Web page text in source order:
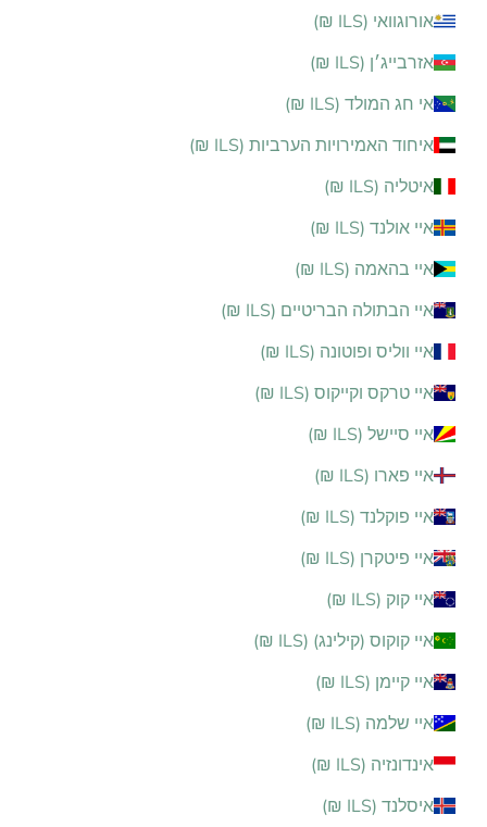
אורוגוואי (ILS ₪)
אזרבייג׳ן (ILS ₪)
אי חג המולד (ILS ₪)
איחוד האמירויות הערביות (ILS ₪)
איטליה (ILS ₪)
איי אולנד (ILS ₪)
איי בהאמה (ILS ₪)
איי הבתולה הבריטיים (ILS ₪)
איי ווליס ופוטונה (ILS ₪)
איי טרקס וקייקוס (ILS ₪)
איי סיישל (ILS ₪)
איי פארו (ILS ₪)
איי פוקלנד (ILS ₪)
איי פיטקרן (ILS ₪)
איי קוק (ILS ₪)
איי קוקוס (קילינג) (ILS ₪)
איי קיימן (ILS ₪)
איי שלמה (ILS ₪)
אינדונזיה (ILS ₪)
איסלנד (ILS ₪)